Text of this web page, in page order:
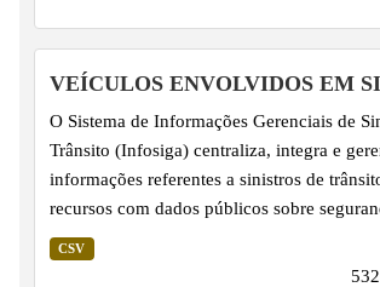
podem ter seus dados revisados, em
atualização pelos fornecedores dos dados -
Bombeiros, Polícia...
VEÍCULOS ENVOLVIDOS EM
O Sistema de Informações Gerenciais de
Trânsito (Infosiga) centraliza, integra e
informações referentes a sinistros de
recursos com dados públicos sobre
Estado de São Paulo. Os dados sobre
em Sinistros são apresentados em arquivos
CSV